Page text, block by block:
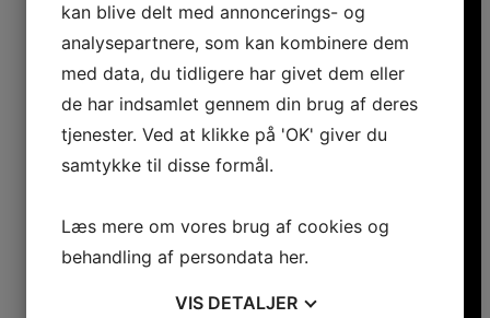
kan blive delt med annoncerings- og
analysepartnere, som kan kombinere dem
med data, du tidligere har givet dem eller
de har indsamlet gennem din brug af deres
tjenester. Ved at klikke på 'OK' giver du
samtykke til disse formål.
Læs mere om vores brug af cookies og
behandling af persondata her.
VIS DETALJER